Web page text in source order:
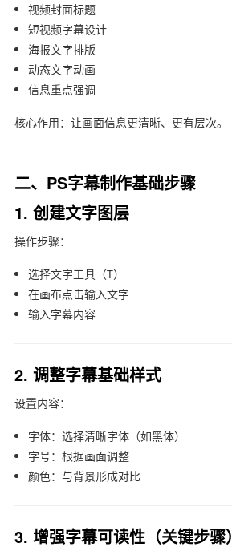
视频封面标题
短视频字幕设计
海报文字排版
动态文字动画
信息重点强调
核心作用：让画面信息更清晰、更有层次。
二、PS字幕制作基础步骤
1. 创建文字图层
操作步骤：
选择文字工具（T）
在画布点击输入文字
输入字幕内容
2. 调整字幕基础样式
设置内容：
字体：选择清晰字体（如黑体）
字号：根据画面调整
颜色：与背景形成对比
3. 增强字幕可读性（关键步骤）